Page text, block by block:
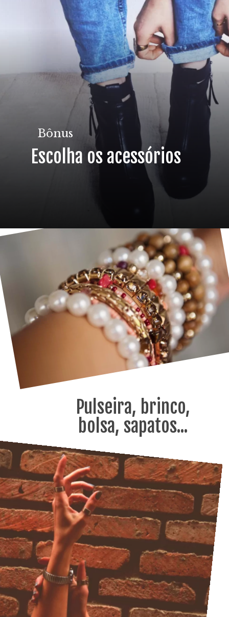
Escolha os acessórios
Bônus
Pulseira, brinco,
bolsa, sapatos...